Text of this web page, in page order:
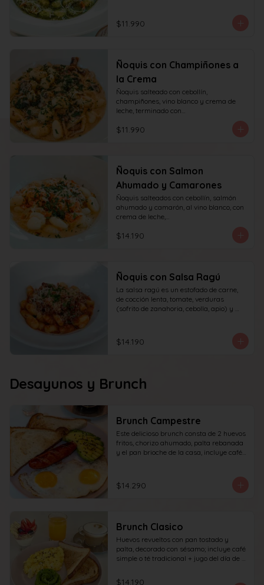
$11.990
Ñoquis con Champiñones a
la Crema
Ñoquis salteado con cebollín,
champiñones, vino blanco y crema de
leche, terminado con
$11.990
Ñoquis con Salmon
Ahumado y Camarones
Ñoquis salteados con cebollín, salmón
ahumado y camarón, al vino blanco, con
crema de leche,
$14.190
Ñoquis con Salsa Ragú
La salsa ragú es un estofado de carne,
de cocción lenta, tomate, verduras
(sofrito de zanahoria, cebolla, apio) y
$14.190
Desayunos y Brunch
Brunch Campestre
Este delicioso brunch consta de 2 huevos
fritos, chorizo ahumado, palta rebanada
y el pan brioche de la casa, incluye café
$1.000 adicionales) + yogur griego con
granola y frutas de estación.
$14.290
Brunch Clasico
Huevos revueltos con pan tostado y
palta, decorado con sésamo; incluye café
simple o té tradicional + jugo del día de
$1.000 adicionales), + yogur griego con
$14.190